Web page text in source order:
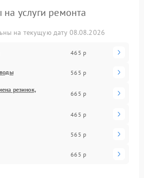
услуги ремонта
на текущую дату 08.08.2026
465 р
565 р
резинок,
665 р
465 р
565 р
665 р